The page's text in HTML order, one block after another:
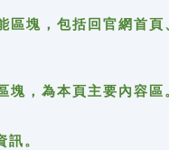
，包括回官網首頁
，為本頁主要內容區
。